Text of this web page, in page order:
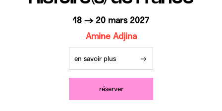
18 → 20 mars 2027
Amine Adjina
en savoir plus
réserver